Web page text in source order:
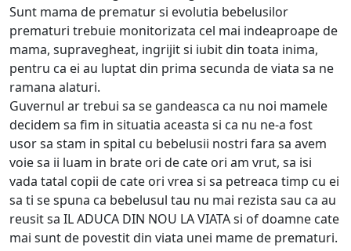
Sunt mama de prematur si evolutia bebelusilor
prematuri trebuie monitorizata cel mai indeaproape de
mama, supravegheat, ingrijit si iubit din toata inima,
pentru ca ei au luptat din prima secunda de viata sa ne
ramana alaturi.
Guvernul ar trebui sa se gandeasca ca nu noi mamele
decidem sa fim in situatia aceasta si ca nu ne-a fost
usor sa stam in spital cu bebelusii nostri fara sa avem
voie sa ii luam in brate ori de cate ori am vrut, sa isi
vada tatal copii de cate ori vrea si sa petreaca timp cu ei
sa ti se spuna ca bebelusul tau nu mai rezista sau ca au
reusit sa IL ADUCA DIN NOU LA VIATA si of doamne cate
mai sunt de povestit din viata unei mame de prematuri.